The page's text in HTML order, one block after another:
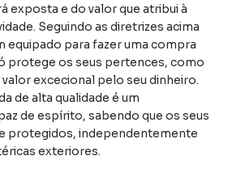
exposta e do valor que atribui à
Seguindo as diretrizes acima
equipado para fazer uma compra
protege os seus pertences, como
excecional pelo seu dinheiro.
de alta qualidade é um
de espírito, sabendo que os seus
protegidos, independentemente
exteriores.